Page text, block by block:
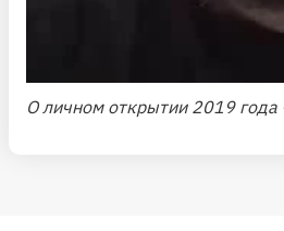
О личном открытии 2019 года